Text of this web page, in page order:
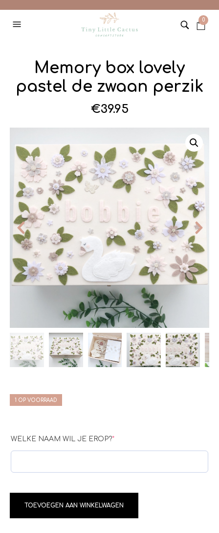
0
Memory box lovely
pastel de zwaan perzik
€39.95
1 OP VOORRAAD
WELKE NAAM WIL JE EROP?*
TOEVOEGEN AAN WINKELWAGEN